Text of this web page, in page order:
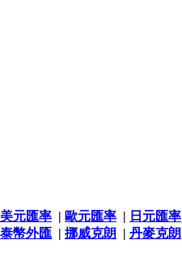
美元匯率 | 歐元匯率 | 日元匯率
泰幣外匯 | 挪威克朗 | 丹麥克朗